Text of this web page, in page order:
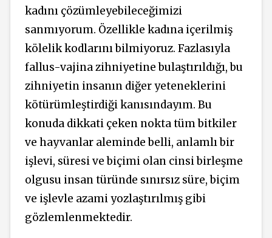
kadını çözümleyebileceğimizi
sanmıyorum. Özellikle kadına içerilmiş
kölelik kodlarını bilmiyoruz. Fazlasıyla
fallus-vajina zihniyetine bulaştırıldığı, bu
zihniyetin insanın diğer yeteneklerini
kötürümleştirdiği kanısındayım. Bu
konuda dikkati çeken nokta tüm bitkiler
ve hayvanlar aleminde belli, anlamlı bir
işlevi, süresi ve biçimi olan cinsi birleşme
olgusu insan türünde sınırsız süre, biçim
ve işlevle azami yozlaştırılmış gibi
gözlemlenmektedir.